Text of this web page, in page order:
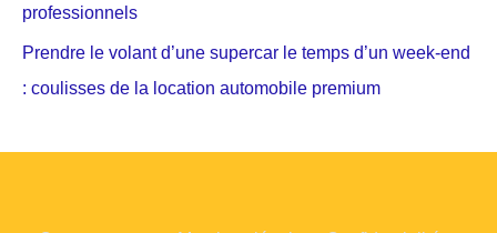
professionnels
Prendre le volant d’une supercar le temps d’un week-end
: coulisses de la location automobile premium